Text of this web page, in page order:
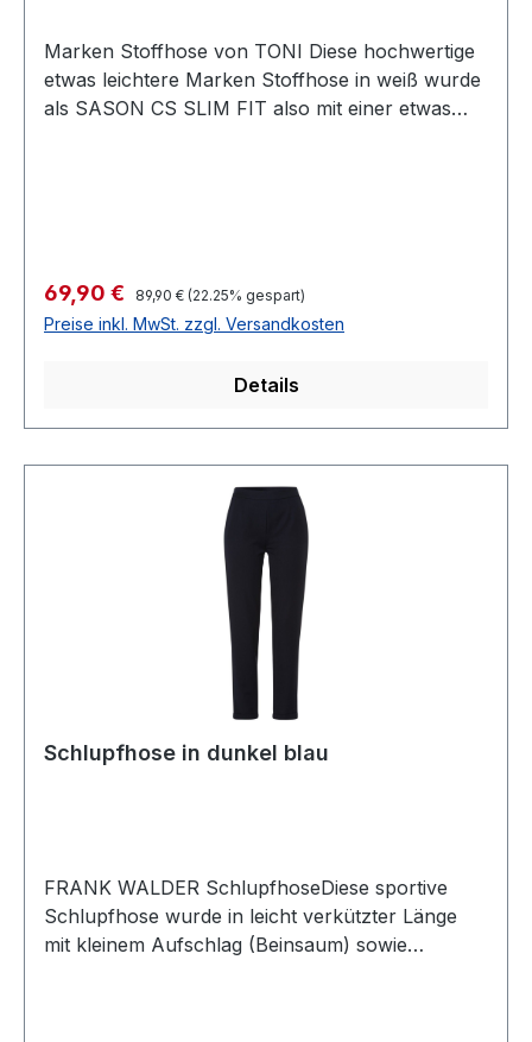
Marken Stoffhose von TONI Diese hochwertige
etwas leichtere Marken Stoffhose in weiß wurde
als SASON CS SLIM FIT also mit einer etwas
Größe: 82 cm Schrittlänge bei kurzer Größe: 75
cm Fussweite: 38 cm 75 % Polyester 20 %
Viscose 5 % ElasthanWaschbar 30° CArtikel Nr.:
Verkaufspreis:
69,90 € Regulärer Preis:
89,90 € (22.25% gespart)
Preise inkl. MwSt. zzgl. Versandkosten
Details
Schlupfhose in dunkel blau
FRANK WALDER SchlupfhoseDiese sportive
Schlupfhose wurde in leicht verkützter Länge
mit kleinem Aufschlag (Beinsaum) sowie